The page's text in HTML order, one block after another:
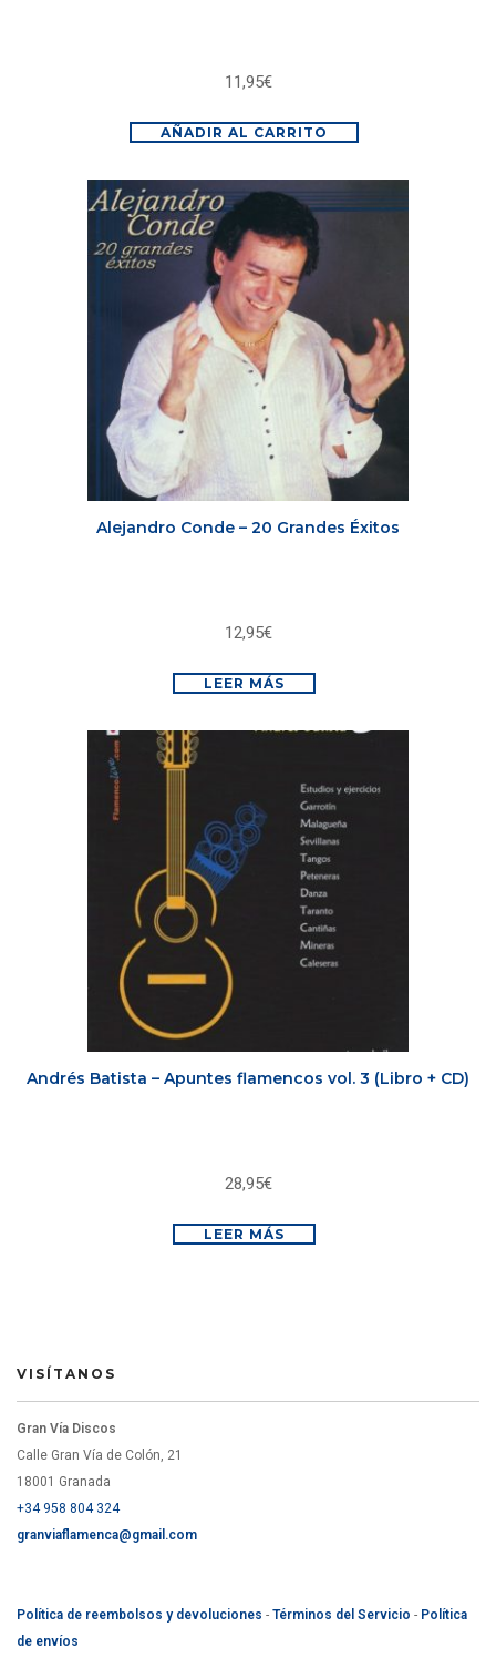
11,95€
AÑADIR AL CARRITO
Alejandro Conde – 20 Grandes Éxitos
12,95€
LEER MÁS
Andrés Batista – Apuntes flamencos vol. 3 (Libro + CD)
28,95€
LEER MÁS
VISÍTANOS
Gran Vía Discos
Calle Gran Vía de Colón, 21
18001 Granada
+34 958 804 324
granviaflamenca@gmail.com
Política de reembolsos y devoluciones - Términos del Servicio - Política
de envíos